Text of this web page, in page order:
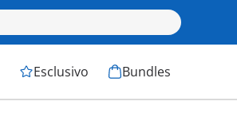
Esclusivo Bundles